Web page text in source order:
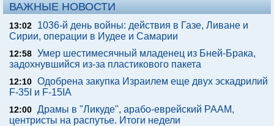
ВАЖНЫЕ НОВОСТИ
13:02
1036-й день войны: действия в Газе, Ливане и
Сирии, операции в Иудее и Самарии
12:58 Умер шестимесячный младенец из Бней-Брака,
задохнувшийся из-за пластикового пакета
12:10 Одобрена закупка Израилем еще двух эскадрилий
F-35I и F-15IA
12:00 Драмы в "Ликуде", арабо-еврейский РААМ,
центристы на распутье. Итоги недели